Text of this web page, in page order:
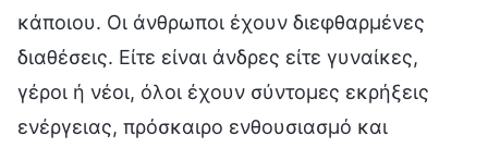
κάποιου. Οι άνθρωποι έχουν διεφθαρμένες
διαθέσεις. Είτε είναι άνδρες είτε γυναίκες,
γέροι ή νέοι, όλοι έχουν σύντομες εκρήξεις
ενέργειας, πρόσκαιρο ενθουσιασμό και